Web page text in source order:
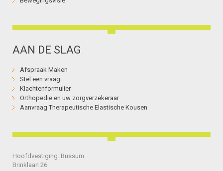
AAN DE SLAG
Afspraak Maken
Stel een vraag
Klachtenformulier
Orthopedie en uw zorgverzekeraar
Aanvraag Therapeutische Elastische Kousen
Hoofdvestiging: Bussum
Brinklaan 26